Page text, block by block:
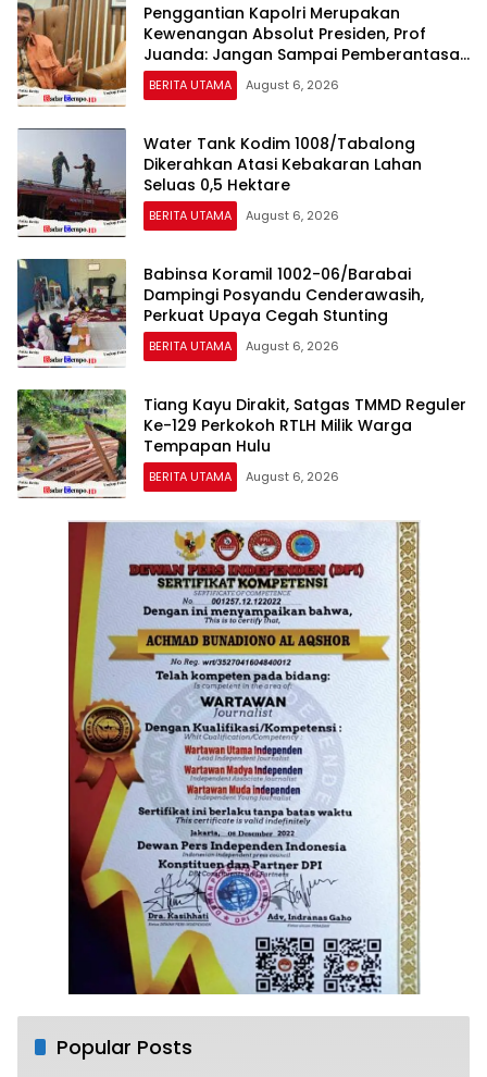
Penggantian Kapolri Merupakan
Kewenangan Absolut Presiden, Prof
Juanda: Jangan Sampai Pemberantasan
Korupsi Justru Melemah
BERITA UTAMA August 6, 2026
Water Tank Kodim 1008/Tabalong
Dikerahkan Atasi Kebakaran Lahan
Seluas 0,5 Hektare
BERITA UTAMA August 6, 2026
Babinsa Koramil 1002-06/Barabai
Dampingi Posyandu Cenderawasih,
Perkuat Upaya Cegah Stunting
BERITA UTAMA August 6, 2026
Tiang Kayu Dirakit, Satgas TMMD Reguler
Ke-129 Perkokoh RTLH Milik Warga
Tempapan Hulu
BERITA UTAMA August 6, 2026
Popular Posts